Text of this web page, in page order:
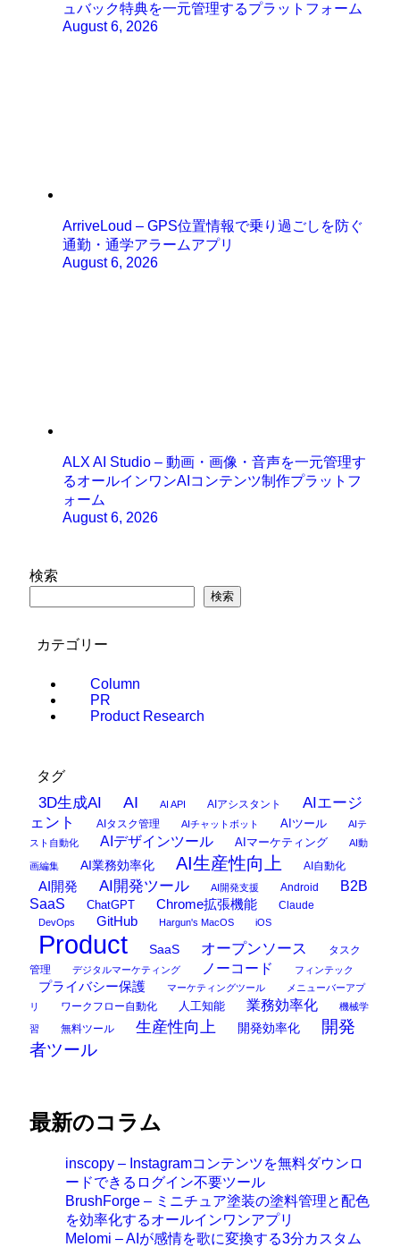
ュバック特典を一元管理するプラットフォーム
August 6, 2026
ArriveLoud – GPS位置情報で乗り過ごしを防ぐ
通勤・通学アラームアプリ
August 6, 2026
ALX AI Studio – 動画・画像・音声を一元管理す
るオールインワンAIコンテンツ制作プラットフ
ォーム
August 6, 2026
検索
検索
カテゴリー
Column
PR
Product Research
タグ
3D生成AI AI AI API AIアシスタント
AIエージ
ェント
AIタスク管理 AIチャットボット AIツール
AIテ
スト自動化
AIデザインツール AIマーケティング AI動
画編集 AI業務効率化 AI生産性向上 AI自動化
AI開発 AI開発ツール AI開発支援 Android
B2B
SaaS
ChatGPT Chrome拡張機能 Claude
DevOps GitHub Hargun's MacOS iOS
Product SaaS オープンソース
タスク
管理
デジタルマーケティング ノーコード フィンテック
プライバシー保護 マーケティングツール
メニューバーアプ
リ
ワークフロー自動化 人工知能 業務効率化 機械学
習 無料ツール 生産性向上 開発効率化
開発
者ツール
最新のコラム
inscopy – Instagramコンテンツを無料ダウンロ
ードできるログイン不要ツール
BrushForge – ミニチュア塗装の塗料管理と配色
を効率化するオールインワンアプリ
Melomi – AIが感情を歌に変換する3分カスタム